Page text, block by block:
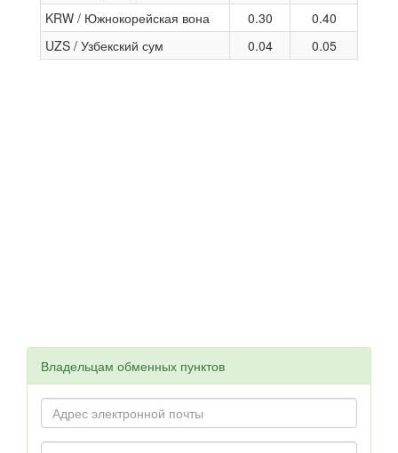
KRW / Южнокорейская вона
0.30
0.40
UZS / Узбекский сум
0.04 0.05
Владельцам обменных пунктов